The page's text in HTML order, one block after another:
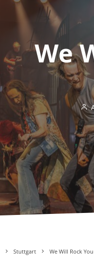
We
Stuttgart We Will Rock You